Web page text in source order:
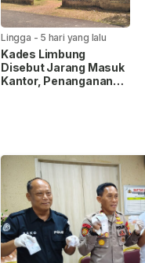
Lingga - 5 hari yang lalu
Kades Limbung
Disebut Jarang Masuk
Kantor, Penanganan